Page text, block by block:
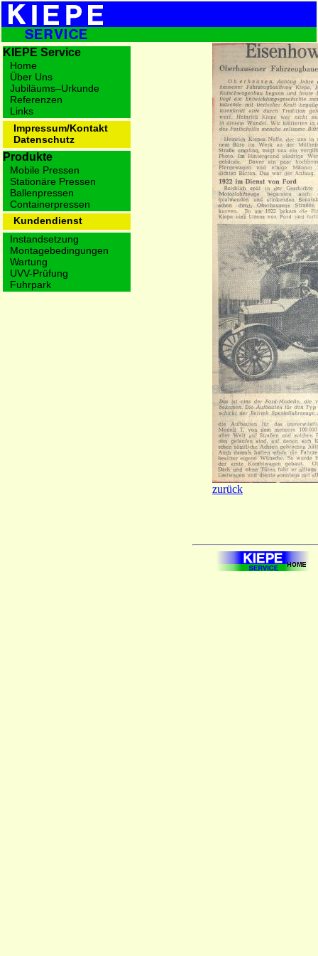
KIEPE Service
Home
Über Uns
Jubiläums–Urkunde
Referenzen
Links
Impressum/Kontakt
Datenschutz
Produkte
Mobile Pressen
Stationäre Pressen
Ballenpressen
Containerpressen
Kundendienst
Instandsetzung
Montagebedingungen
Wartung
UVV-Prüfung
Fuhrpark
zurück